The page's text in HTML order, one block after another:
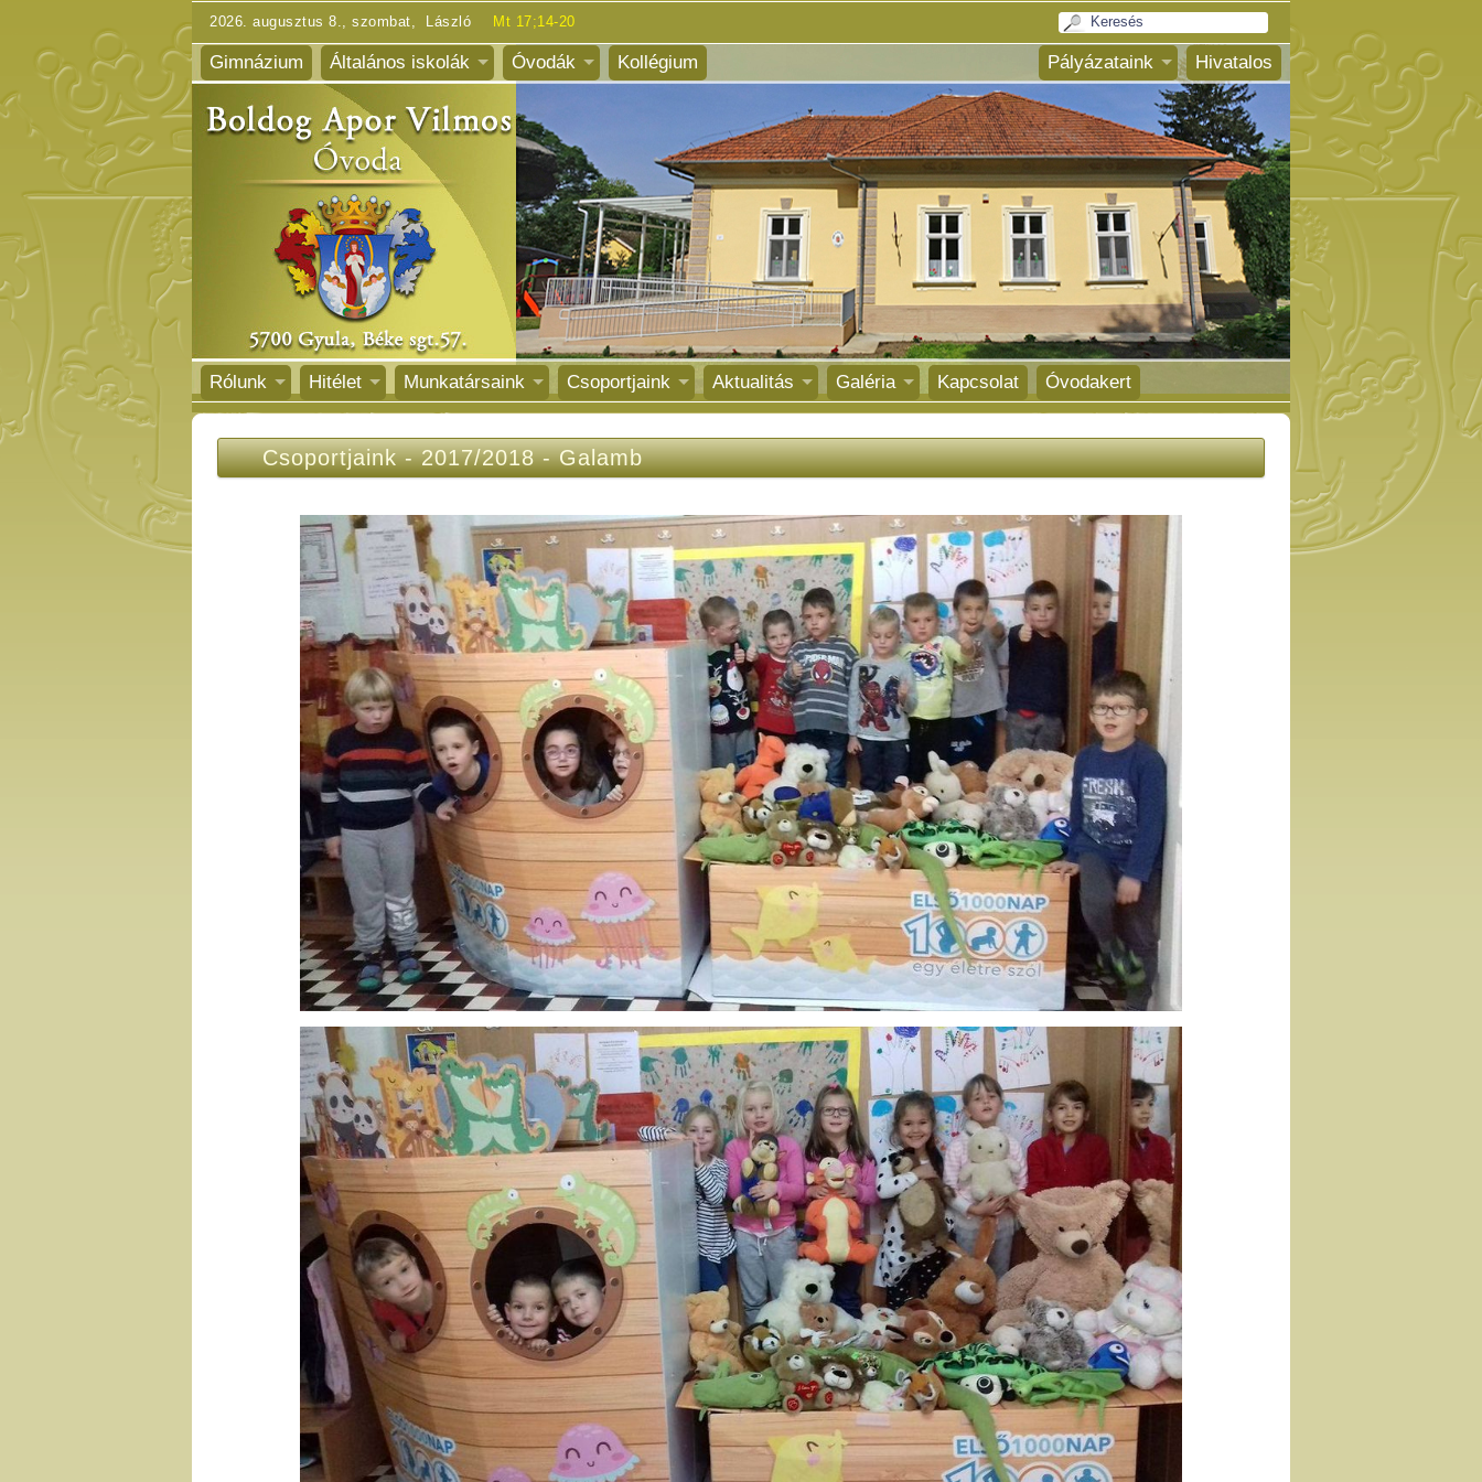
2026. augusztus 8., szombat, László Mt 17;14-20
Gimnázium Általános iskolák Óvodák Kollégium Hivatalos
Pályázataink
Rólunk Hitélet Munkatársaink Csoportjaink Aktualitás Galéria Kapcsolat Óvodakert
Csoportjaink-2017/2018-Galamb